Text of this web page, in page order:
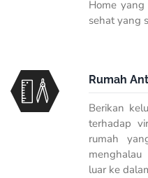
Home
sehat yang
Rumah
Berikan
terhadap
rumah
menghalau
luar ke